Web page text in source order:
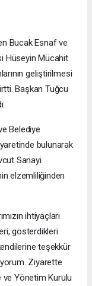
Bucak Esnaf ve
Hüseyin Mücahit
geliştirilmesi
Başkan Tuğcu
Belediye
bulunarak
Sanayi
elzemliliğinden
ihtiyaçları
gösterdikleri
teşekkür
Ziyarette
ve Yönetim Kurulu